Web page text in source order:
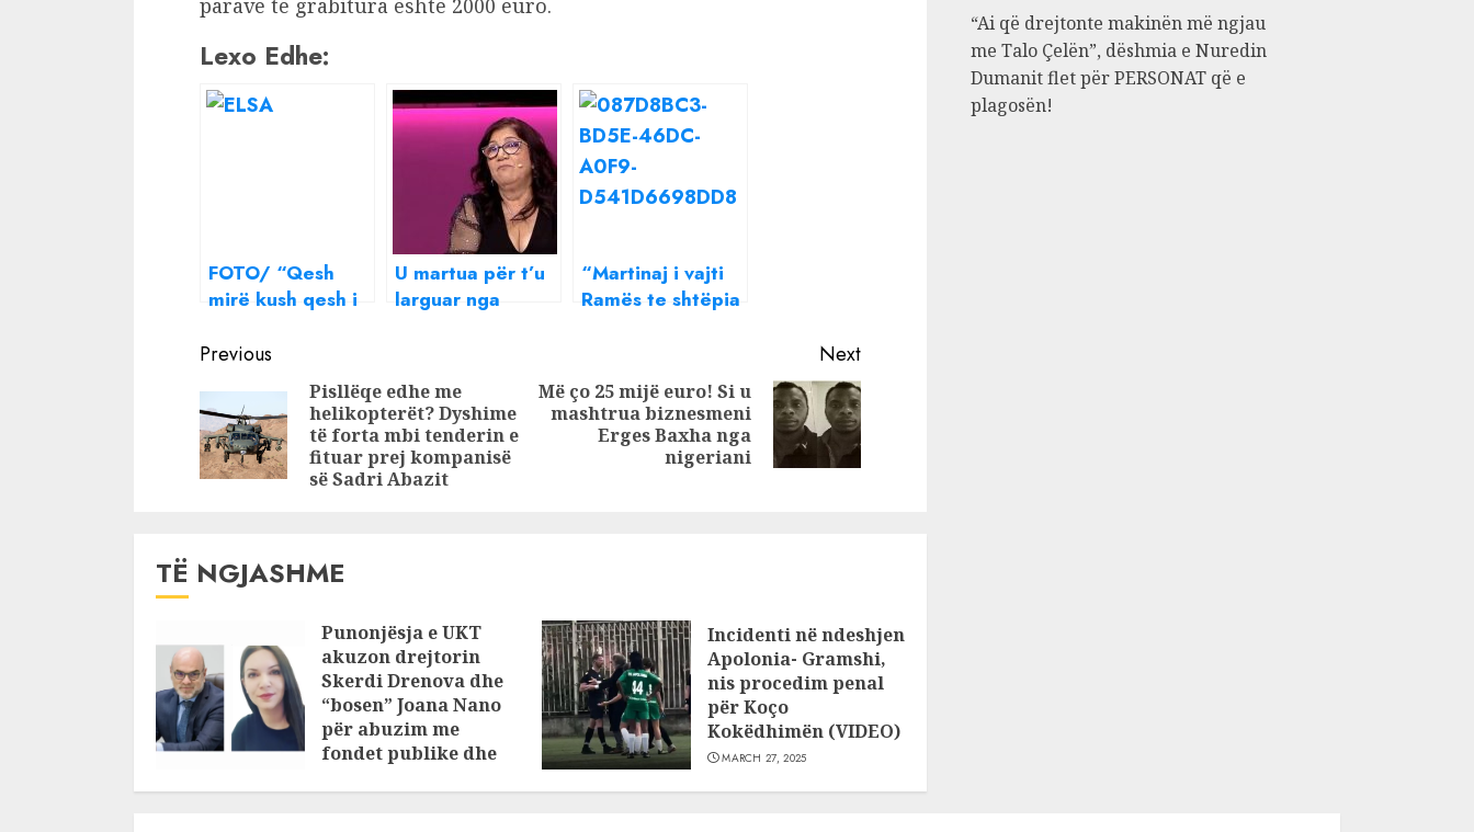
parave të grabitura është 2000 euro.
Lexo Edhe:
FOTO/ “Qesh
mirë kush qesh i
Elsa Lilës
publikon foton
me këngëtaren
pas lirimit nga
burgu
U martua për t’u
larguar nga
rrëfimin e saj: Kur
isha shtatzënë
burri më gjuajti
në bark
“Martinaj i vajti
Ramës te shtëpia
Hoxha: Shtëpia e
tij e dyta ne
Shqiperi e atij
Continue
Reading
Previous
Previous
Pisllëqe edhe me
helikopterët? Dyshime
të forta mbi tenderin e
fituar prej kompanisë
së Sadri Abazit
Next
Next
Më ço 25 mijë euro! Si u
mashtrua biznesmeni
Erges Baxha nga
nigeriani
TË NGJASHME
Punonjësja e UKT
akuzon drejtorin
Skerdi Drenova dhe
“bosen” Joana Nano
për abuzim me
fondet publike dhe
Incidenti në ndeshjen
Apolonia- Gramshi,
nis procedim penal
për Koço
Kokëdhimën (VIDEO)
MARCH 27, 2025
“Ai që drejtonte makinën më ngjau
me Talo Çelën”, dëshmia e Nuredin
Dumanit flet për PERSONAT që e
plagosën!